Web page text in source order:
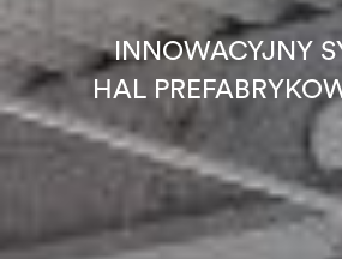
INNOWACYJNY
HAL